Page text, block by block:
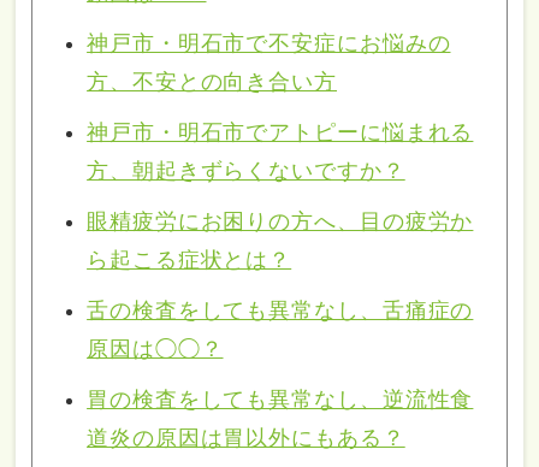
神戸市・明石市で不安症にお悩みの
方、不安との向き合い方
神戸市・明石市でアトピーに悩まれる
方、朝起きずらくないですか？
眼精疲労にお困りの方へ、目の疲労か
ら起こる症状とは？
舌の検査をしても異常なし、舌痛症の
原因は◯◯？
胃の検査をしても異常なし、逆流性食
道炎の原因は胃以外にもある？